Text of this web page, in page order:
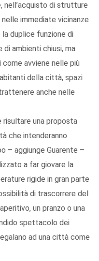
nell’acquisto di strutture
immediate vicinanze
duplice funzione di
di ambienti chiusi, ma
avviene nelle più
della città, spazi
anche nelle
risultare una proposta
che intenderanno
– aggiunge Guarente –
a far giovare la
rigide in gran parte
di trascorrere del
un pranzo o una
spettacolo dei
ad una città come